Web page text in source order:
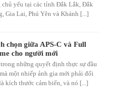
chủ yếu tại các tỉnh Đắk Lắk, Đắk
Gia Lai, Phú Yên và Khánh [...]
chọn giữa APS-C và Full
cho người mới
những quyết định thực sự đầu
một nhiếp ảnh gia mới phải đối
kích thước cảm biến, và nó [...]